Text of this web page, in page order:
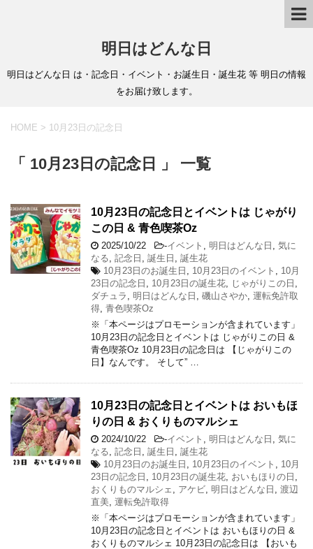
明日はどんな日
明日はどんな日 は・記念日・イベント・お誕生日・誕生花 等 明日の情報
をお届け致します。
HOME > 10月23日の記念日
「 10月23日の記念日 」 一覧
10月23日の記念日とイベントは じゃがり
この日 & 青色喫茶Oz
2025/10/22 -イベント 明日はどんな日
気に
なる 記念日 誕生日
誕生花
10月23日のお誕生日
10月23日のイベント
10月
23日の記念日
10月23日の誕生花 じゃがりこの日
ダチュラ
明日はどんな日 磯山さやか 運転免許取
得 青色喫茶Oz
※「本ページはプロモーションが含まれています」
10月23日の記念日とイベントは じゃがりこの日 &
青色喫茶Oz 10月23日の記念日は 【じゃがりこの
日】なんです。 そして” …
10月23日の記念日とイベントは おいもほ
りの日 & おくりものマルシェ
2024/10/22 -イベント 明日はどんな日
気に
なる 記念日 誕生日
誕生花
10月23日のお誕生日
10月23日のイベント
10月
23日の記念日
10月23日の誕生花 おいもほりの日
おくりものマルシェ
アケビ 明日はどんな日
渡辺
直美 運転免許取得
※「本ページはプロモーションが含まれています」
10月23日の記念日とイベントは おいもほりの日 &
おくりものマルシェ 10月23日の記念日は 【おいも